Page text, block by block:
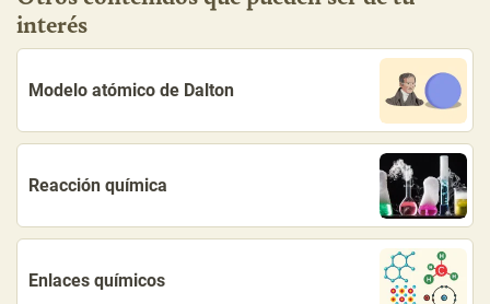
interés
Modelo atómico de Dalton
Reacción química
Enlaces químicos